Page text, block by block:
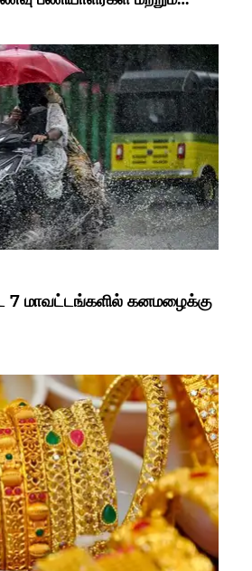
மாவட்டங்களில் கனமழைக்கு